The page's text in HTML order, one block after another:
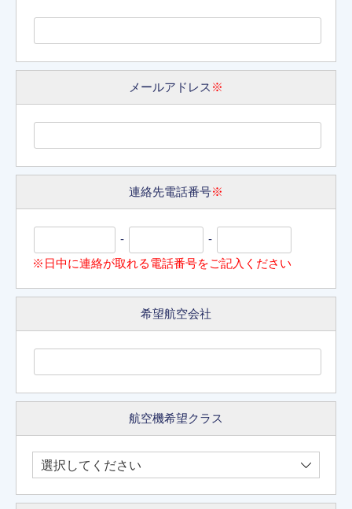
メールアドレス ※
連絡先電話番号※
-
-
※日中に連絡が取れる電話番号をご記入ください
希望航空会社
航空機希望クラス